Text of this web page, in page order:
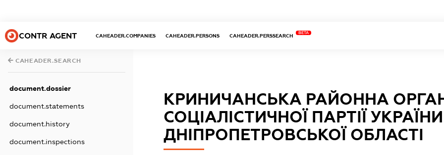
CONTR AGENT CAHEADER.COMPANIES CAHEADER.PERSONS CAHEADER.PERSSEARCH
BETA
CAHEADER.SEARCH
document.dossier
document.statements
document.history
document.inspections
КРИНИЧАНСЬКА РАЙОННА
СОЦІАЛІСТИЧНОЇ ПАРТІЇ УКРАЇНИ
ДНІПРОПЕТРОВСЬКОЇ ОБЛАСТІ